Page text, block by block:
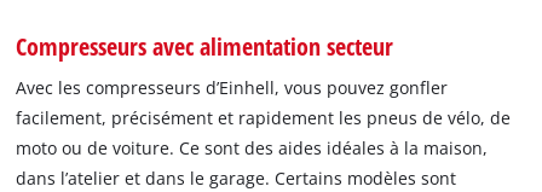
Compresseurs avec alimentation secteur
Avec les compresseurs d’Einhell, vous pouvez gonfler
facilement, précisément et rapidement les pneus de vélo, de
moto ou de voiture. Ce sont des aides idéales à la maison,
dans l’atelier et dans le garage. Certains modèles sont